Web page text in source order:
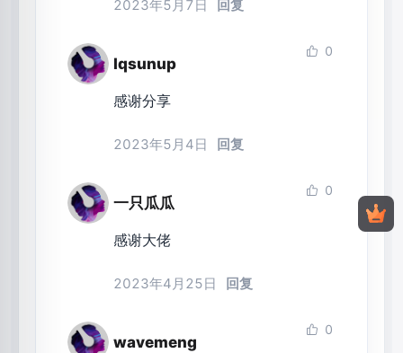
2023年5月7日 回复
lqsunup
0
感谢分享
2023年5月4日 回复
一只瓜瓜
0
感谢大佬
2023年4月25日 回复
wavemeng
0